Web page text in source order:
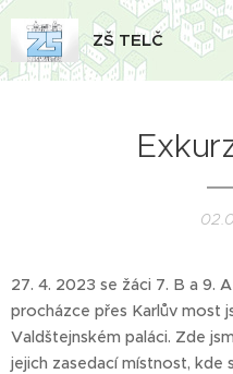
ZŠ TELČ
27. 4. 2023 se žáci 7. B a 9.
procházce přes Karlův most
Valdštejnském paláci. Zde
jejich zasedací místnost, kde